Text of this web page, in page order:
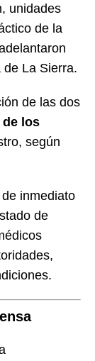
unidades
de la
La Sierra.
de las dos
de los
según
inmediato
de